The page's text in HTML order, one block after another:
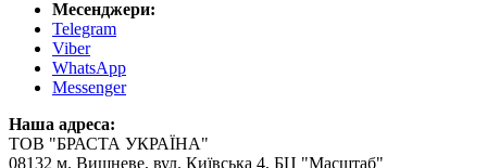
Месенджери:
Telegram
Viber
WhatsApp
Messenger
Наша адреса:
ТОВ "БРАСТА УКРАЇНА"
08132 м. Вишневе, вул. Київська 4, БЦ "Масштаб"